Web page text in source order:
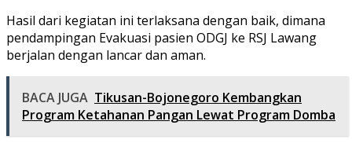
Hasil dari kegiatan ini terlaksana dengan baik, dimana
pendampingan Evakuasi pasien ODGJ ke RSJ Lawang
berjalan dengan lancar dan aman.
BACA JUGA Tikusan-Bojonegoro Kembangkan
Program Ketahanan Pangan Lewat Program Domba